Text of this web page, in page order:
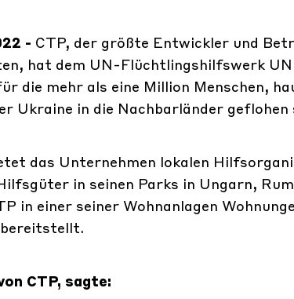
- CTP, der größte Entwickler und
hat dem UN-Flüchtlingshilfswerk
die mehr als eine Million Menschen,
Ukraine in die Nachbarländer geflohen
das Unternehmen lokalen
in seinen Parks in Ungarn,
in einer seiner Wohnanlagen
CTP, sagte: